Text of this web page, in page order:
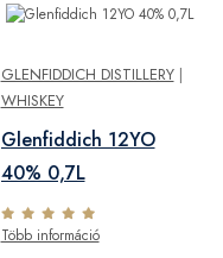
GLENFIDDICH DISTILLERY|
WHISKEY
Glenfiddich 12YO
40% 0,7L
Több információ